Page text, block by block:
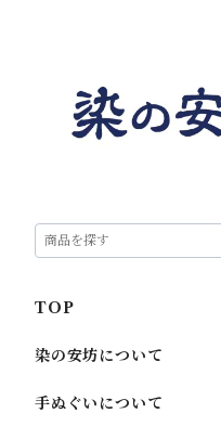
TOP
染の安坊について
手ぬぐいについて